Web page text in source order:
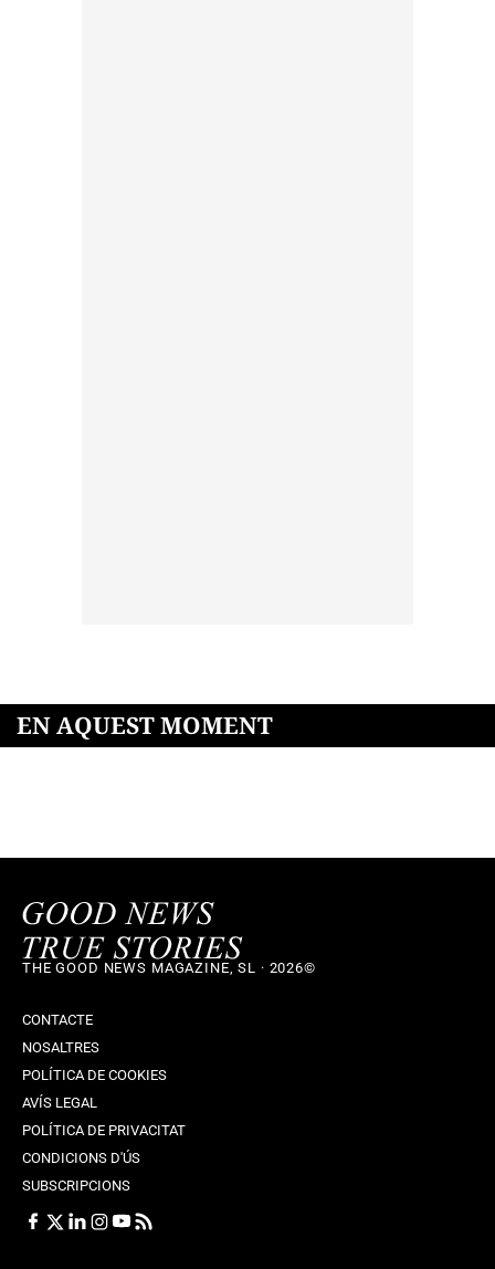
EN AQUEST MOMENT
THE GOOD NEWS MAGAZINE, SL · 2026©
CONTACTE
NOSALTRES
POLÍTICA DE COOKIES
AVÍS LEGAL
POLÍTICA DE PRIVACITAT
CONDICIONS D'ÚS
SUBSCRIPCIONS